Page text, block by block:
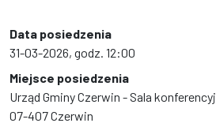
Data posiedzenia
31-03-2026, godz. 12:00
Miejsce posiedzenia
Urząd Gminy Czerwin - Sala
07-407 Czerwin